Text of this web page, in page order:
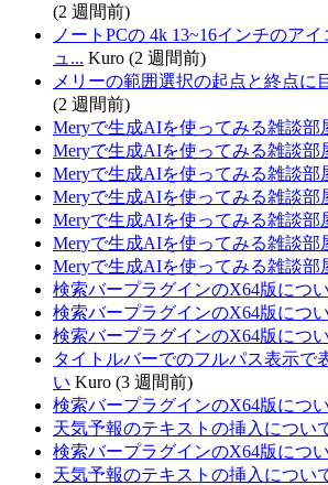
(2 週間前)
ノートPCの 4k 13~16インチのア
ュ... Kuro (2 週間前)
メリーの範囲選択の起点と終点に
(2 週間前)
Meryで生成AIを使ってみる雑談部
Meryで生成AIを使ってみる雑談部
Meryで生成AIを使ってみる雑談部
Meryで生成AIを使ってみる雑談部
Meryで生成AIを使ってみる雑談部
Meryで生成AIを使ってみる雑談部
Meryで生成AIを使ってみる雑談部
検索バープラグインのX64版につ
検索バープラグインのX64版につ
検索バープラグインのX64版につ
タイトルバーでのフルパス表示で
い Kuro (3 週間前)
検索バープラグインのX64版につ
天気予報のテキストの挿入につい
検索バープラグインのX64版につ
天気予報のテキストの挿入につい